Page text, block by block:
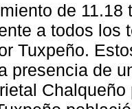
de 11.18
a todos los
Tuxpeño.
presencia de